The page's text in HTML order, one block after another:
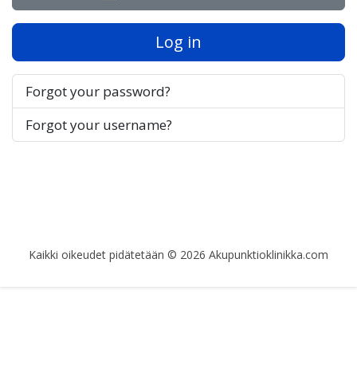
Log in
Forgot your password?
Forgot your username?
Kaikki oikeudet pidätetään © 2026 Akupunktioklinikka.com